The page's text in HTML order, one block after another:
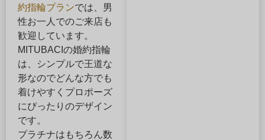
約指輪プランでは、男
性お一人でのご来店も
歓迎しています。
MITUBACIの婚約指輪
は、シンプルで王道な
形なのでどんな方でも
着けやすくプロポーズ
にぴったりのデザイン
です。
プラチナはもちろん数